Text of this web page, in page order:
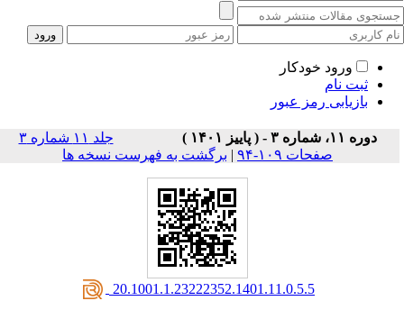
ورود خودکار
ثبت نام
بازیابی رمز عبور
دوره ۱۱، شماره ۳ - ( پاییز ۱۴۰۱ )
جلد ۱۱ شماره ۳
صفحات ۱۰۹-۹۴
| برگشت به فهرست نسخه ها
‎ 20.1001.1.23222352.1401.11.0.5.5